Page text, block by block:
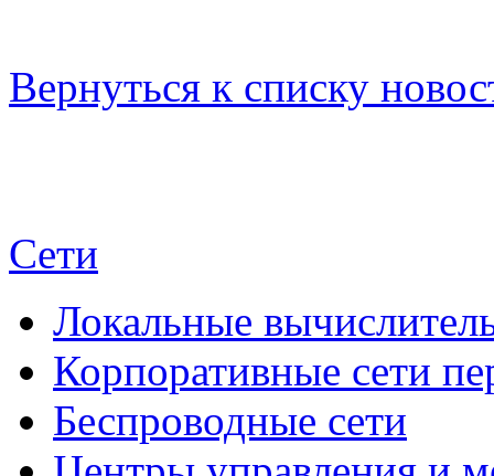
Вернуться к списку
Сети
Локальные
Корпоративные сети
Беспроводные сети